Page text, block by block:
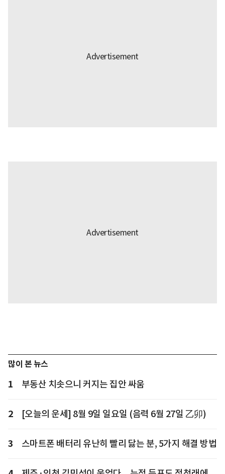
많이 본 뉴스
1 부동산 치솟으니 커지는 집안 싸움
2 [오늘의 운세] 8월 9일 일요일 (음력 6월 27일 乙卯)
3 스마트폰 배터리 유난히 빨리 닳는 분, 5가지 해결 방법